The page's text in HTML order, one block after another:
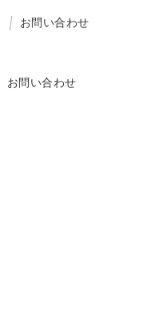
お問い合わせ
お問い合わせ